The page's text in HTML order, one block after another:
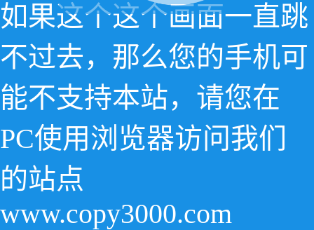
如果这个这个画面一直跳
不过去，那么您的手机可
能不支持本站，请您在
PC使用浏览器访问我们
的站点
www.copy3000.com